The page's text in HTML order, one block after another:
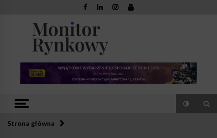
Monitor
Rynkowy
Strona główna